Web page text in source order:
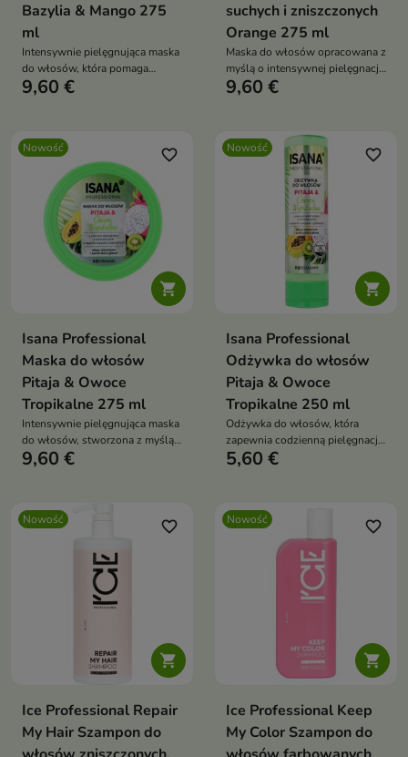
Bazylia & Mango 275
ml
Intensywnie pielęgnująca maska
do włosów, która pomaga
przywrócić pasmom miękkość,
9,60 €
suchych i zniszczonych
Orange 275 ml
Maska do włosów opracowana z
myślą o intensywnej pielęgnacji
włosów suchych, zniszczonych
9,60 €
Nowość

favorite_border
Isana Professional
Maska do włosów
Pitaja & Owoce
Tropikalne 275 ml
Intensywnie pielęgnująca maska
do włosów, stworzona z myślą
o włosach suchych, matowych i
9,60 €
Nowość

favorite_border
Isana Professional
Odżywka do włosów
Pitaja & Owoce
Tropikalne 250 ml
Odżywka do włosów, która
zapewnia codzienną pielęgnację
włosów potrzebujących
5,60 €
Nowość

favorite_border
Ice Professional Repair
My Hair Szampon do
Nowość

favorite_border
Ice Professional Keep
My Color Szampon do